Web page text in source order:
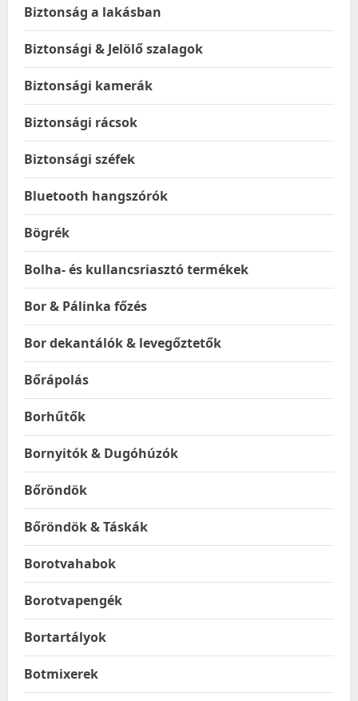
Biztonság a lakásban
Biztonsági & Jelölő szalagok
Biztonsági kamerák
Biztonsági rácsok
Biztonsági széfek
Bluetooth hangszórók
Bögrék
Bolha- és kullancsriasztó termékek
Bor & Pálinka főzés
Bor dekantálók & levegőztetők
Bőrápolás
Borhűtők
Bornyitók & Dugóhúzók
Bőröndök
Bőröndök & Táskák
Borotvahabok
Borotvapengék
Bortartályok
Botmixerek